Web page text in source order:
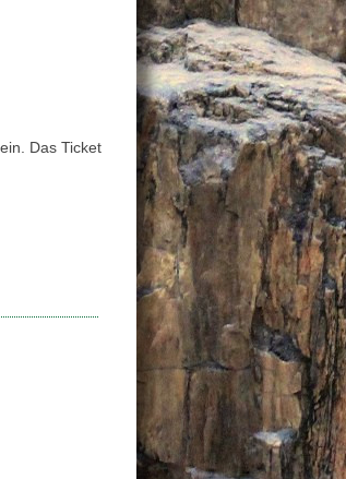
Das Ticket